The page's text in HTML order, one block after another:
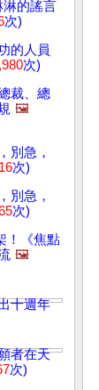
淋的謠言
次)
的人員
次)
裁、總
🖼️
別急，
次)
別急，
次)
！《焦點
🖼️
十週年
者在天
次)